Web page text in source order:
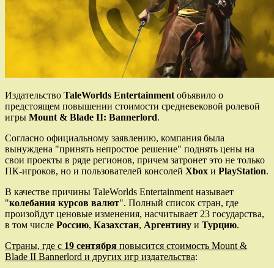
Издательство TaleWorlds Entertainment объявило о
предстоящем повышении стоимости средневековой ролевой
игры Mount & Blade II: Bannerlord.
Согласно официальному заявлению, компания была
вынуждена "принять непростое решение" поднять цены на
свои проекты в ряде регионов, причем затронет это не только
ПК-игроков, но и пользователей консолей Xbox и PlayStation.
В качестве причины TaleWorlds Entertainment называет
"колебания курсов валют". Полный список стран, где
произойдут ценовые изменения, насчитывает 23 государства,
в том числе Россию, Казахстан, Аргентину и Турцию.
Страны, где с 19 сентября повысится стоимость Mount &
Blade II Bannerlord и других игр издательства: